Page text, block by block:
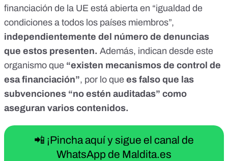
financiación de la UE está abierta en “igualdad de
condiciones a todos los países miembros”,
independientemente del número de denuncias
que estos presenten. Además, indican desde este
organismo que “existen mecanismos de control de
esa financiación”, por lo que es falso que las
subvenciones “no estén auditadas” como
aseguran varios contenidos.
📲 ¡Pincha aquí y sigue el canal de
WhatsApp de Maldita.es